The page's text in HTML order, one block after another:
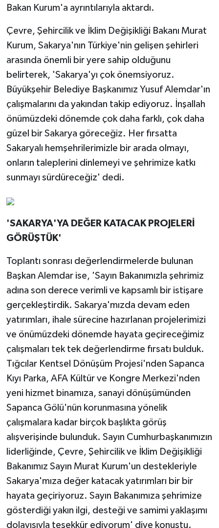
Bakan Kurum'a ayrıntılarıyla aktardı.
Çevre, Şehircilik ve İklim Değişikliği Bakanı Murat
Kurum, Sakarya'nın Türkiye'nin gelişen şehirleri
arasında önemli bir yere sahip olduğunu
belirterek, 'Sakarya'yı çok önemsiyoruz.
Büyükşehir Belediye Başkanımız Yusuf Alemdar'ın
çalışmalarını da yakından takip ediyoruz. İnşallah
önümüzdeki dönemde çok daha farklı, çok daha
güzel bir Sakarya göreceğiz. Her fırsatta
Sakaryalı hemşehrilerimizle bir arada olmayı,
onların taleplerini dinlemeyi ve şehrimize katkı
sunmayı sürdüreceğiz' dedi.
'SAKARYA'YA DEĞER KATACAK PROJELERİ
GÖRÜŞTÜK'
Toplantı sonrası değerlendirmelerde bulunan
Başkan Alemdar ise, 'Sayın Bakanımızla şehrimiz
adına son derece verimli ve kapsamlı bir istişare
gerçekleştirdik. Sakarya'mızda devam eden
yatırımları, ihale sürecine hazırlanan projelerimizi
ve önümüzdeki dönemde hayata geçireceğimiz
çalışmaları tek tek değerlendirme fırsatı bulduk.
Tığcılar Kentsel Dönüşüm Projesi'nden Sapanca
Kıyı Parka, AFA Kültür ve Kongre Merkezi'nden
yeni hizmet binamıza, sanayi dönüşümünden
Sapanca Gölü'nün korunmasına yönelik
çalışmalara kadar birçok başlıkta görüş
alışverişinde bulunduk. Sayın Cumhurbaşkanımızın
liderliğinde, Çevre, Şehircilik ve İklim Değişikliği
Bakanımız Sayın Murat Kurum'un destekleriyle
Sakarya'mıza değer katacak yatırımları bir bir
hayata geçiriyoruz. Sayın Bakanımıza şehrimize
gösterdiği yakın ilgi, desteği ve samimi yaklaşımı
dolayısıyla teşekkür ediyorum' diye konuştu.